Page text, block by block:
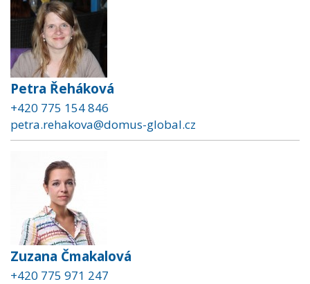
Petra Řeháková
+420 775 154 846
petra.rehakova@domus-global.cz
Zuzana Čmakalová
+420 775 971 247